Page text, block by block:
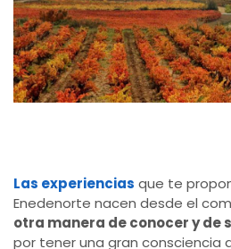
Las experiencias que te
Enedenorte nacen desde el
otra manera de conocer y de
por tener una gran consciencia